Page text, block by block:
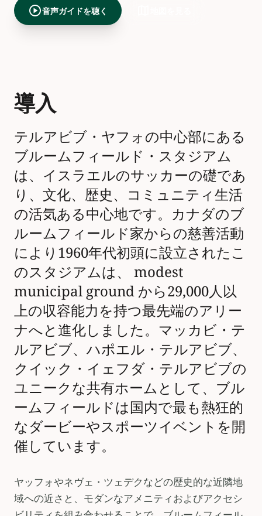
play_circle音声ガイドを聴く
導入
テルアビブ・ヤフォの中心部にある
ブルームフィールド・スタジアム
は、イスラエルのサッカーの礎であ
り、文化、歴史、コミュニティ生活
の活気ある中心地です。カナダのブ
ルームフィールド家からの慈善活動
により1960年代初頭に設立されたこ
のスタジアムは、 modest
municipal ground から29,000人以
上の収容能力を持つ最先端のアリー
ナへと進化しました。マッカビ・テ
ルアビブ、ハポエル・テルアビブ、
クイック・イェフダ・テルアビブの
ユニークな共有ホームとして、ブル
ームフィールドは国内で最も熱狂的
なダービーやスポーツイベントを開
催しています。
ヤッフォやネヴェ・ツェデクなどの歴史的な近隣地
域への近さと、モダンなアメニティおよびアクセシ